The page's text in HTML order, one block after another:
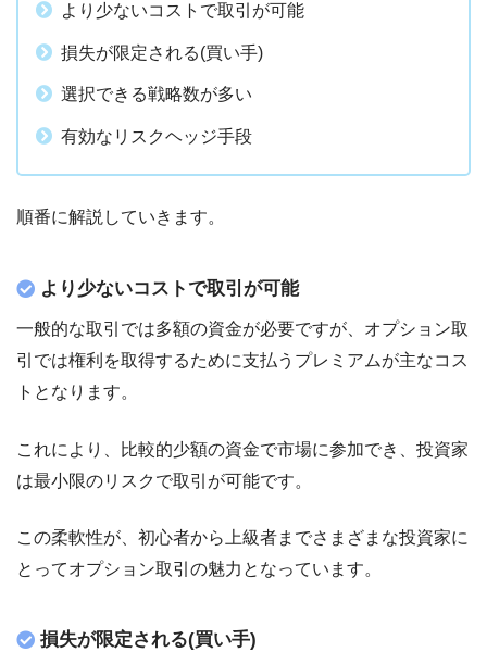
より少ないコストで取引が可能
損失が限定される(買い手)
選択できる戦略数が多い
有効なリスクヘッジ手段
順番に解説していきます。
より少ないコストで取引が可能
一般的な取引では多額の資金が必要ですが、オプション取
引では権利を取得するために支払うプレミアムが主なコス
トとなります。
これにより、比較的少額の資金で市場に参加でき、投資家
は最小限のリスクで取引が可能です。
この柔軟性が、初心者から上級者までさまざまな投資家に
とってオプション取引の魅力となっています。
損失が限定される(買い手)